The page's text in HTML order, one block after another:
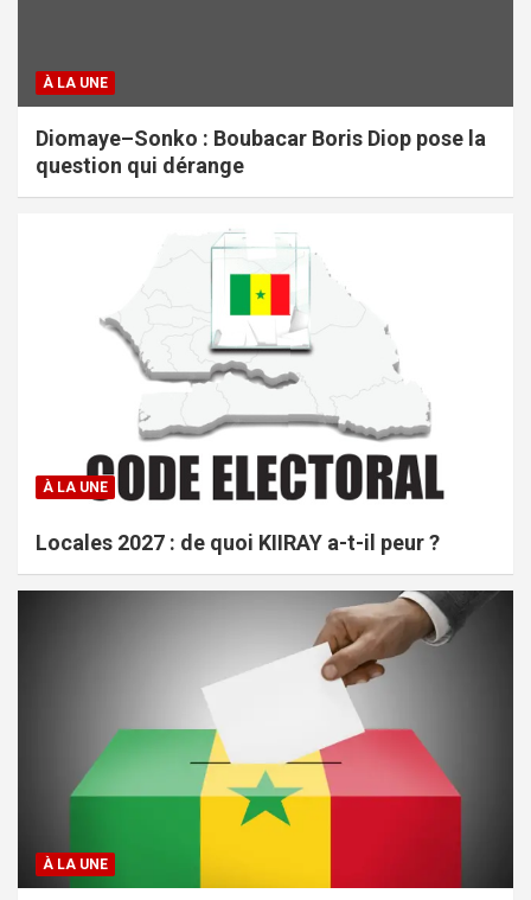
À LA UNE
Diomaye–Sonko : Boubacar Boris Diop pose la
question qui dérange
À LA UNE
Locales 2027 : de quoi KIIRAY a-t-il peur ?
À LA UNE